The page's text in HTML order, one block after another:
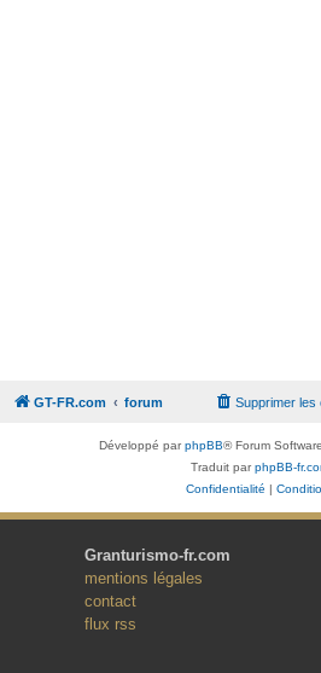
GT-FR.com forum Supprimer les
Développé parphpBB® Forum
Traduit parphpBB-
Confidentialité
Granturismo-fr.com
mentions légales
contact
flux rss